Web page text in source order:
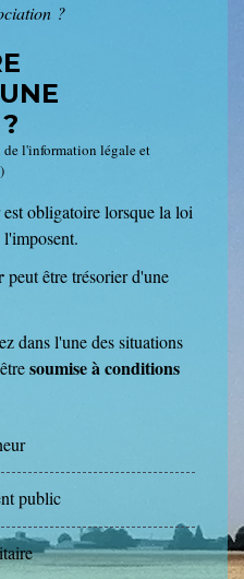
?
l'information légale et
obligatoire lorsque la loi
l'imposent.
peut être trésorier d'une
dans l'une des situations
soumise à conditions
public